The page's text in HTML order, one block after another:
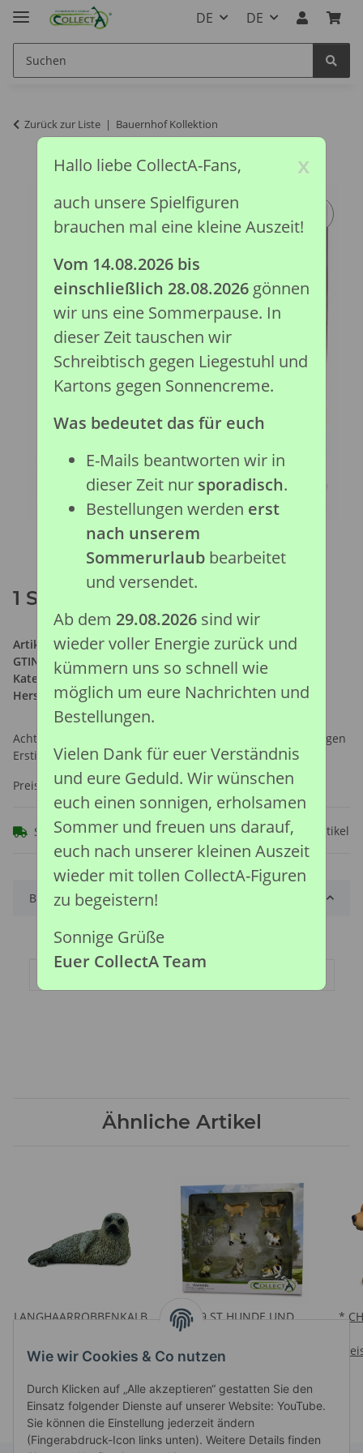
Wie wir Cookies & Co nutzen
Durch Klicken auf „Alle akzeptieren“ gestatten Sie den
Einsatz folgender Dienste auf unserer Website: YouTube.
Sie können die Einstellung jederzeit ändern
(Fingerabdruck-Icon links unten). Weitere Details finden
DE DE
Zurück zur Liste Bauernhof Kollektion
1 ST HUNDE SET PLATFORM
Artikelnummer:89716
GTIN:
4892900897165
Kategorie:Bauernhof Kollektion
Hersteller: Collecta Global Limited
Achtung: Nicht geeignet für Kinder unter 36 Monaten, wegen
Erstickungsgefahr durch verschluckbare Kleinteile.
Preise nach Anmeldung sichtbar
Sofort verfügbar Frage zum Artikel
Beschreibung
Ähnliche Artikel
LANGHAARROBBENKALB
Preise nach Anmeldung
* 9 ST HUNDE UND
KATZEN SET WINDOW
Preise nach Anmeldung
*
x
Hallo liebe CollectA-Fans,
auch unsere Spielfiguren
brauchen mal eine kleine Auszeit!
Vom 14.08.2026 bis
einschließlich 28.08.2026gönnen
wir uns eine Sommerpause. In
dieser Zeit tauschen wir
Schreibtisch gegen Liegestuhl und
Kartons gegen Sonnencreme.
Was bedeutet das für euch
E-Mails beantworten wir in
dieser Zeit nur sporadisch.
Bestellungen werden erst
nach unserem
Sommerurlaubbearbeitet
und versendet.
Ab dem 29.08.2026sind wir
wieder voller Energie zurück und
kümmern uns so schnell wie
möglich um eure Nachrichten und
Bestellungen.
Vielen Dank für euer Verständnis
und eure Geduld. Wir wünschen
euch einen sonnigen, erholsamen
Sommer und freuen uns darauf,
euch nach unserer kleinen Auszeit
wieder mit tollen CollectA-Figuren
zu begeistern!
Sonnige Grüße
Euer CollectA Team